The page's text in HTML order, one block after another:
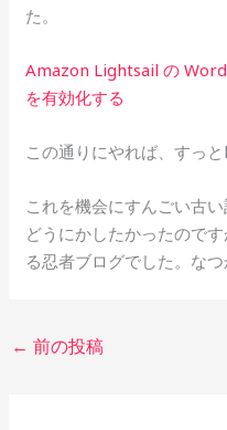
た。
Amazon Lightsail の
を有効化する
この通りにやれば、すっ
これを機会にすんごい古
どうにかしたかったので
る忍者ブログでした。なつ
← 前の投稿